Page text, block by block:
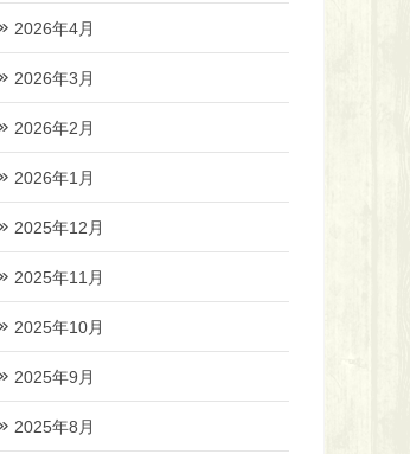
2026年4月
2026年3月
2026年2月
2026年1月
2025年12月
2025年11月
2025年10月
2025年9月
2025年8月